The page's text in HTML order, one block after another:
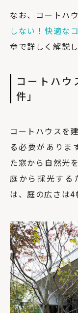
なお、コートハ
しない！快適な
章で詳しく解説し
コートハウ
件」
コートハウスを
る必要がありま
た窓から自然光
庭から採光する
は、庭の広さは4